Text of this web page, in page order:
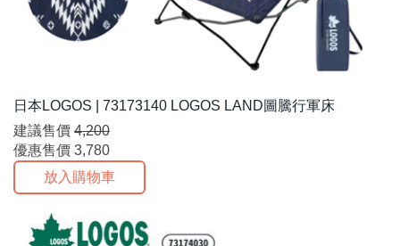
日本LOGOS | 73173140 LOGOS LAND圖騰行軍床
建議售價 4,200
優惠售價 3,780
放入購物車